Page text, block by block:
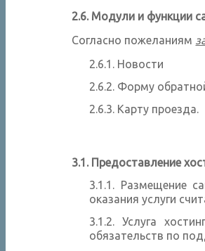
Модули и функции
Согласно пожеланиям
Новости
Форму
Карту проезда.
Предоставление
Размещение
оказания услуги
Услуга
обязательств по